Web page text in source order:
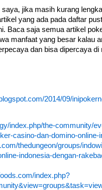
saya, jika masih kurang
yang ada pada daftar
Baca saja semua artikel
manfaat yang besar kalau
dan bisa dipercaya di
2014/09/
index.php/the-community/
casino-dan-domino-online-
thedungeon/groups/
indonesia-dengan-
index.php?